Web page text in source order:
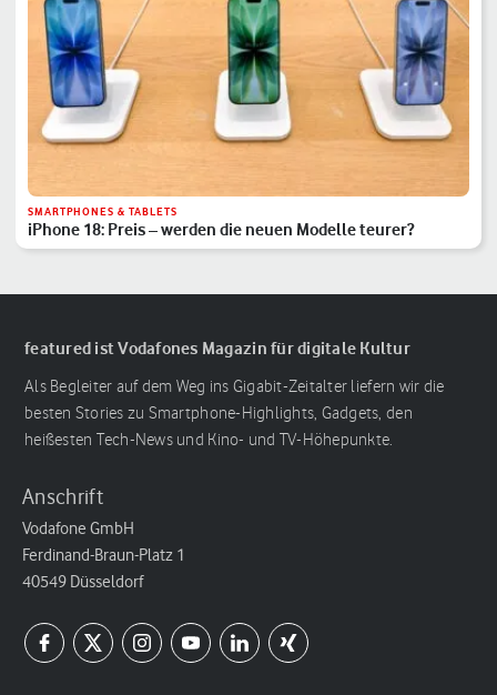
SMARTPHONES & TABLETS
iPhone 18: Preis – werden die neuen Modelle teurer?
featured ist Vodafones Magazin für digitale Kultur
Als Begleiter auf dem Weg ins Gigabit-Zeitalter liefern wir die
besten Stories zu Smartphone-Highlights, Gadgets, den
heißesten Tech-News und Kino- und TV-Höhepunkte.
Anschrift
Vodafone GmbH
Ferdinand-Braun-Platz 1
40549 Düsseldorf